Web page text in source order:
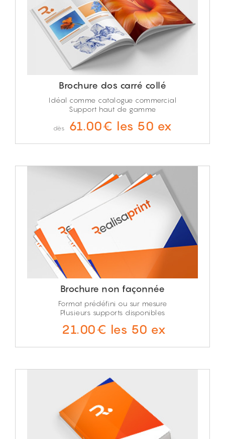
Brochure dos carré collé
Idéal comme catalogue commercial
Support haut de gamme
dès 61.00€ les 50 ex
Brochure non façonnée
Format prédéfini ou sur mesure
Plusieurs supports disponibles
21.00€ les 50 ex